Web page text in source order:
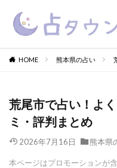
HOME 熊本県の占い
荒尾市で占い！よ
ミ・評判まとめ
2026年7月16日 熊本県
本ページはプロモーションが